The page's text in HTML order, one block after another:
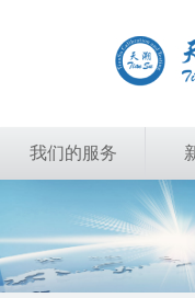
我们的服务